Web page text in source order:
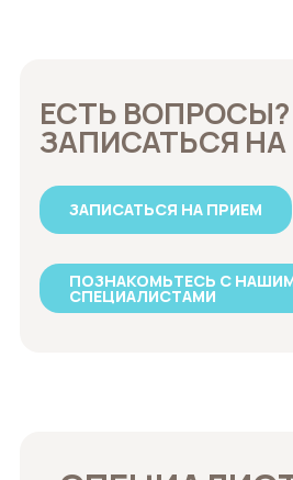
ЕСТЬ
ЗАПИСАТЬСЯ
ЗАПИСАТЬСЯ НА ПРИЕМ
ПОЗНАКОМЬТЕСЬ С
СПЕЦИАЛИСТАМИ